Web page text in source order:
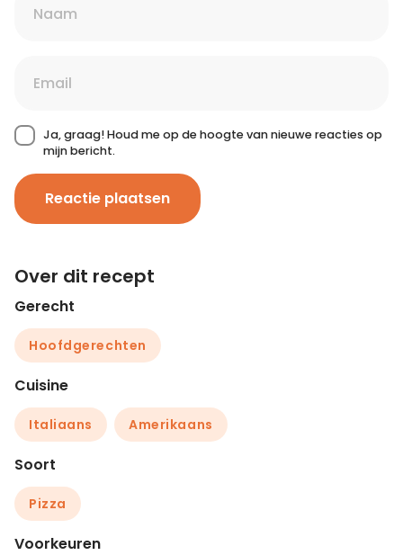
Ja, graag! Houd me op de hoogte van nieuwe reacties op
mijn bericht.
Reactie plaatsen
Over dit recept
Gerecht
Hoofdgerechten
Cuisine
Italiaans Amerikaans
Soort
Pizza
Voorkeuren